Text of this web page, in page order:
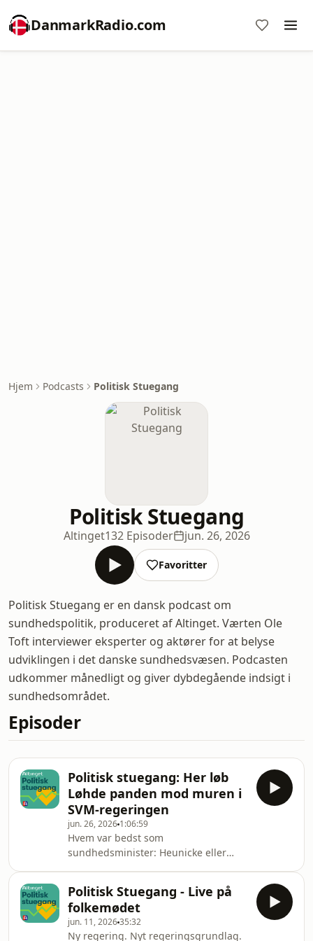
DanmarkRadio.com
Hjem Podcasts Politisk Stuegang
Politisk Stuegang
Altinget132 Episoder jun. 26, 2026
Favoritter
Politisk Stuegang er en dansk podcast om
sundhedspolitik, produceret af Altinget. Værten Ole
Toft interviewer eksperter og aktører for at belyse
udviklingen i det danske sundhedsvæsen. Podcasten
udkommer månedligt og giver dybdegående indsigt i
sundhedsområdet.
Episoder
Politisk stuegang: Her løb
Løhde panden mod muren i
SVM-regeringen
jun. 26, 2026 1:06:59
Hvem var bedst som
sundhedsminister: Heunicke eller
regeringsgrundlaget? Og hvad er
sundhedsreformens største
faldgruber efter valget? Sophie Løhde
Politisk Stuegang - Live på
folkemødet
jun. 11, 202635:32
Ny regering. Nyt regeringsgrundlag.